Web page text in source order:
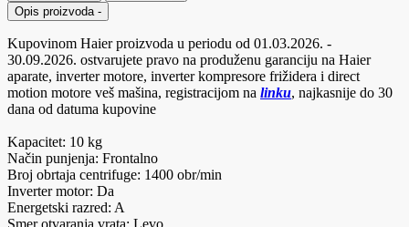
Opis proizvoda -
Kupovinom Haier proizvoda u periodu od 01.03.2026. -
30.09.2026. ostvarujete pravo na produženu garanciju na Haier
aparate, inverter motore, inverter kompresore frižidera i direct
motion motore veš mašina, registracijom na linku, najkasnije do 30
dana od datuma kupovine
Kapacitet: 10 kg
Način punjenja: Frontalno
Broj obrtaja centrifuge: 1400 obr/min
Inverter motor: Da
Energetski razred: A
Smer otvaranja vrata: Levo